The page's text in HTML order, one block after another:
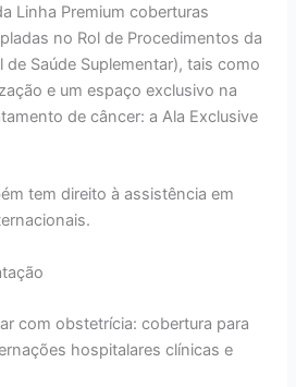
Linha Premium coberturas
no Rol de Procedimentos da
de Saúde Suplementar), tais como
e um espaço exclusivo na
de câncer: a Ala Exclusive
tem direito à assistência em
com obstetrícia: cobertura para
hospitalares clínicas e